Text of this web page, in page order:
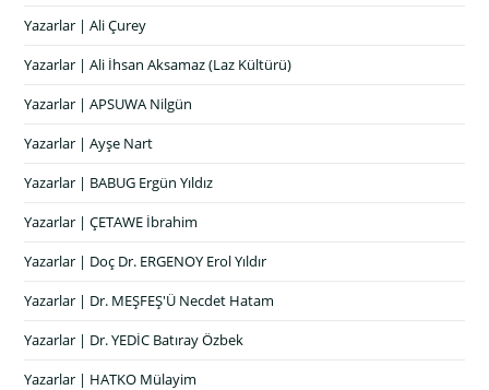
Yazarlar | Ali Çurey
Yazarlar | Ali İhsan Aksamaz (Laz Kültürü)
Yazarlar | APSUWA Nilgün
Yazarlar | Ayşe Nart
Yazarlar | BABUG Ergün Yıldız
Yazarlar | ÇETAWE İbrahim
Yazarlar | Doç Dr. ERGENOY Erol Yıldır
Yazarlar | Dr. MEŞFEŞ'Ü Necdet Hatam
Yazarlar | Dr. YEDİC Batıray Özbek
Yazarlar | HATKO Mülayim